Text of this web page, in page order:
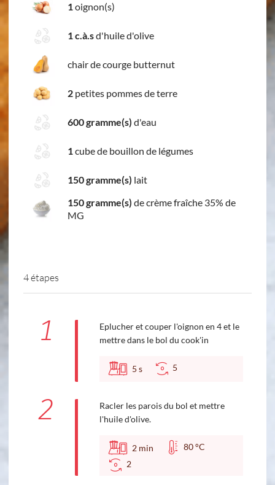
1oignon(s)
1 c.à.sd'huile d'olive
chair de courge butternut
2 petites pommes de terre
600 gramme(s) d'eau
1cube de bouillon de légumes
150 gramme(s) lait
150 gramme(s) de crème fraîche 35% de
MG
4 étapes
1
Eplucher et couper l'oignon en 4 et le
mettre dans le bol du cook'in
5 s 5
2
Racler les parois du bol et mettre
l'huile d'olive.
2 min
80 °C
2